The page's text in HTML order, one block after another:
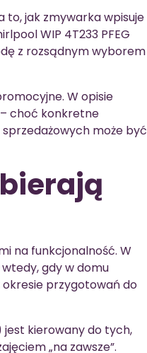
to, jak zmywarka wpisuje
WIP 4T233 PFEG
z rozsądnym wyborem
W opisie
choć konkretne
może być
na funkcjonalność. W
gdy w domu
przygotowań do
jest kierowany do tych,
„na zawsze”.